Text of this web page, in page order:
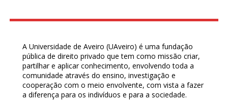
A Universidade de Aveiro (UAveiro) é uma fundação
pública de direito privado que tem como missão criar,
partilhar e aplicar conhecimento, envolvendo toda a
comunidade através do ensino, investigação e
cooperação com o meio envolvente, com vista a fazer
a diferença para os indivíduos e para a sociedade.